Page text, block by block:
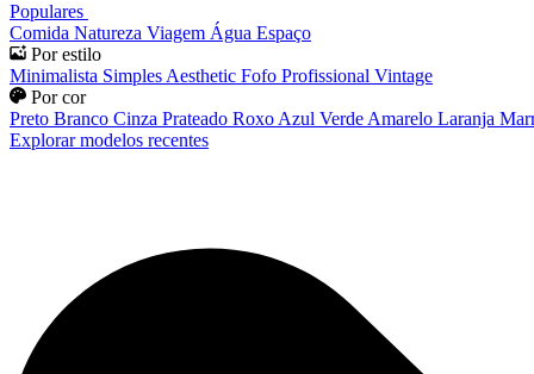
Populares
Comida Natureza Viagem Água Espaço
Por estilo
Minimalista Simples Aesthetic Fofo Profissional Vintage
Por cor
Preto Branco Cinza Prateado Roxo Azul Verde Amarelo Laranja
Explorar modelos recentes